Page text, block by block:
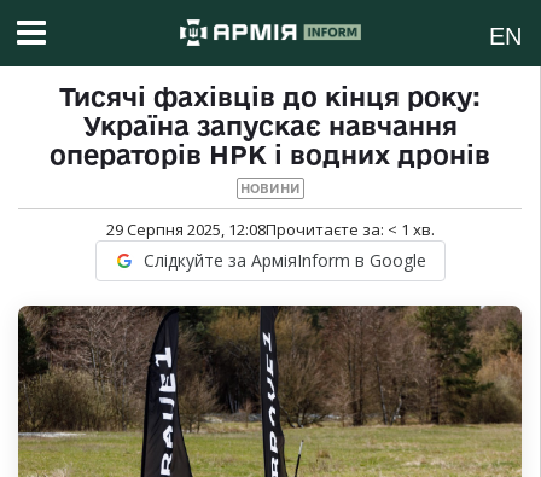
EN
Тисячі фахівців до кінця року:
Україна запускає навчання
операторів НРК і водних дронів
НОВИНИ
29 Серпня 2025, 12:08Прочитаєте за: < 1 хв.
Слідкуйте за АрміяInform в Google